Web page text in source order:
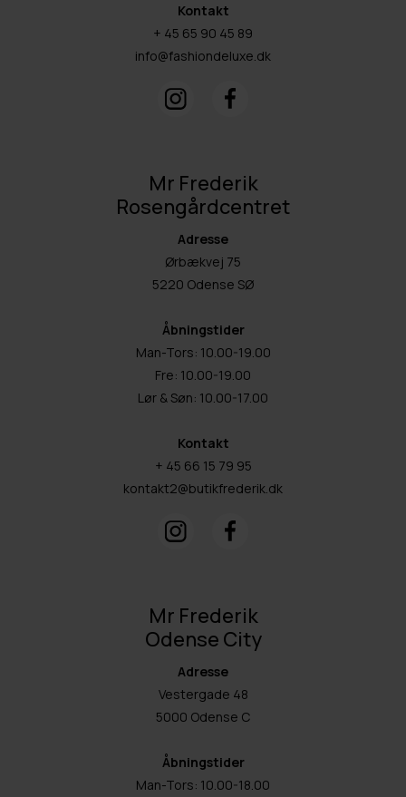
Kontakt
+ 45 65 90 45 89
info@fashiondeluxe.dk
Mr Frederik
Rosengårdcentret
Adresse
Ørbækvej 75
5220 Odense SØ
Åbningstider
Man-Tors: 10.00-19.00
Fre: 10.00-19.00
Lør & Søn: 10.00-17.00
Kontakt
+ 45 66 15 79 95
kontakt2@butikfrederik.dk
Mr Frederik
Odense City
Adresse
Vestergade 48
5000 Odense C
Åbningstider
Man-Tors: 10.00-18.00